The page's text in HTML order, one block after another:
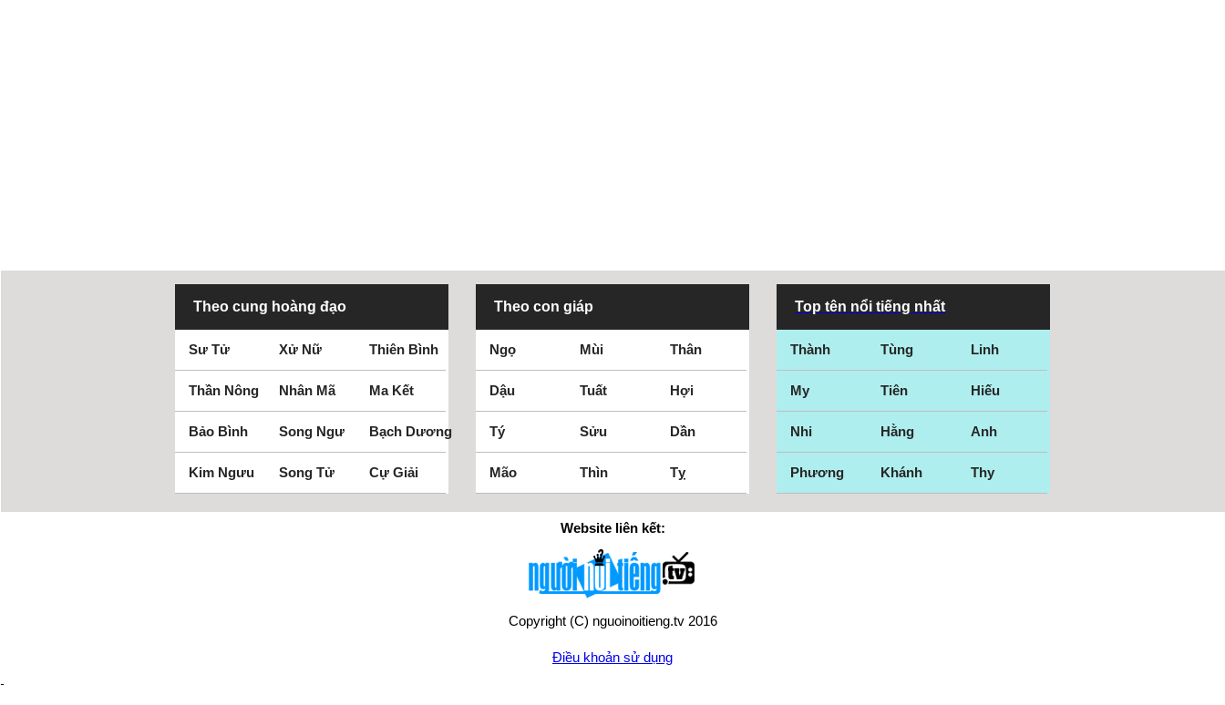
Theo cung hoàng đạo
Sư Tử Xử Nữ Thiên Bình
Thần Nông Nhân Mã Ma Kết
Bảo Bình Song Ngư Bạch Dương
Kim Ngưu Song Tử Cự Giải
Theo con giáp
Ngọ Mùi Thân
Dậu Tuất Hợi
Tý Sửu Dần
Mão Thìn Tỵ
Top tên nổi tiếng nhất
Thành Tùng Linh
My Tiên Hiếu
Nhi Hằng Anh
Phương Khánh Thy
Website liên kết:
Copyright (C) nguoinoitieng.tv 2016
Điều khoản sử dụng